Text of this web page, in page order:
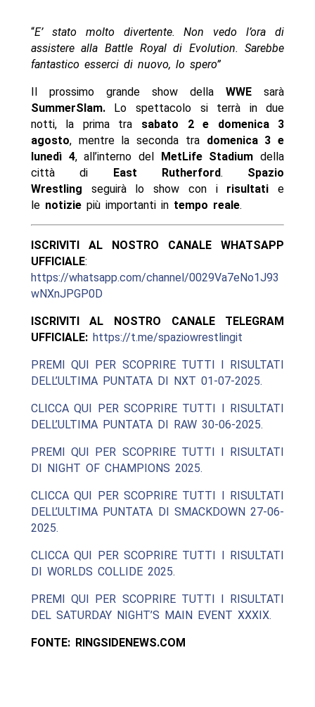
“E’ stato molto divertente. Non vedo l’ora di
assistere alla Battle Royal di Evolution. Sarebbe
fantastico esserci di nuovo, lo spero”
Il prossimo grande show dellaWWE sarà
SummerSlam.Lo spettacolo si terrà in due
notti, la prima tra sabato 2 e domenica 3
agosto, mentre la seconda tra domenica 3 e
lunedì 4, all’interno del MetLife Stadium della
città di
East Rutherford. Spazio
Wrestling seguirà lo show con i risultati e
le notiziepiù importanti in tempo reale.
ISCRIVITI AL NOSTRO CANALE WHATSAPP
UFFICIALE:
https://whatsapp.com/channel/0029Va7eNo1J93
wNXnJPGP0D
ISCRIVITI AL NOSTRO CANALE TELEGRAM
UFFICIALE: https://t.me/spaziowrestlingit
PREMI QUI PER SCOPRIRE TUTTI I RISULTATI
DELL’ULTIMA PUNTATA DI NXT 01-07-2025.
CLICCA QUI PER SCOPRIRE TUTTI I RISULTATI
DELL’ULTIMA PUNTATA DI RAW 30-06-2025.
PREMI QUI PER SCOPRIRE TUTTI I RISULTATI
DI NIGHT OF CHAMPIONS 2025.
CLICCA QUI PER SCOPRIRE TUTTI I RISULTATI
DELL’ULTIMA PUNTATA DI SMACKDOWN 27-06-
2025.
CLICCA QUI PER SCOPRIRE TUTTI I RISULTATI
DI WORLDS COLLIDE 2025.
PREMI QUI PER SCOPRIRE TUTTI I RISULTATI
DEL SATURDAY NIGHT’S MAIN EVENT XXXIX.
FONTE: RINGSIDENEWS.COM